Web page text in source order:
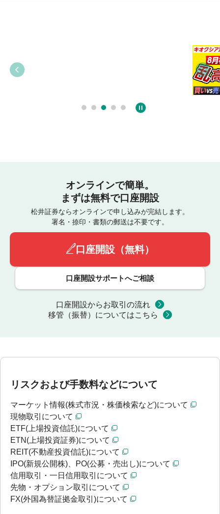
オンラインで簡単。
まずは無料で口座開設
松井証券ならオンラインで申し込みが完結します。
署名・捺印・書類の郵送は不要です。
口座開設（無料）
口座開設サポートへご相談
口座開設からお取引の流れ
移管（振替）についてはこちら
リスクおよび手数料などについて
マーケット情報(株式市況・株価検索など)について
現物取引について
ETF(上場投資信託)について
ETN(上場投資証券)について
REIT(不動産投資信託)について
IPO(新規公開株)、PO(公募・売出し)について
信用取引・一日信用取引について
先物・オプション取引について
FX(外国為替証拠金取引)について